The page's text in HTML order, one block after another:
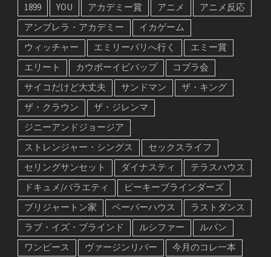
1899 YOU アカデミー賞 アニメ
アニメ反応
アンブレラ・アカデミー
イカゲーム
ウィッチャー
エミリーパリへ行く
エミー賞
エリート
カウボーイビバップ
コブラ会
サイコだけど大丈夫
サンドマン
ザ・キング
ザ・クラウン
ザ・ジレンマ
ジニーアンドジョージア
ストレンジャー・シングス
セックスライフ
セリングサンセット
ダイナスティ
テラスハウス
ドキュメ/バラエティ
ピーキーブラインダーズ
ブリジャートン家
ペーパーハウス
ラストダンス
ラブ・イズ・ブラインド
ルシファー
ルパン
ワンピース
ヴァージンリバー
今月のコレ一本